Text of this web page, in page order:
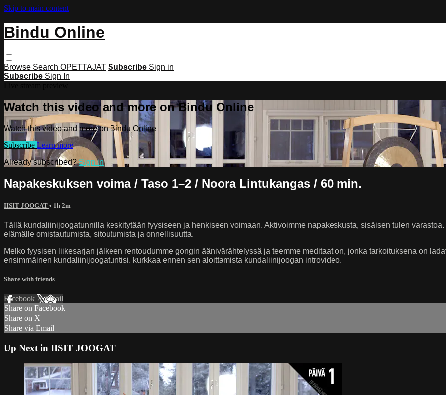
Skip to main content
Bindu Online
Browse Search OPETTAJAT Subscribe Sign in
Subscribe Sign In
Watch this video and more on Bindu Online
Watch this video and more on Bindu Online
Subscribe Learn more
Already subscribed?Sign in
Napakeskuksen voima / Taso 1–2 / Noora Lintukangas / 60 min.
IISIT JOOGAT • 1h 2m
Tällä kundaliinijoogatunnilla keskitytään fyysiseen ja henkiseen voimaan. Aktivoimme napakeskusta, sisäisen tulen
elämälle omistautumista, sitoutumista ja onnellisuutta.
Melko fyysisen liikesarjan jälkeen rentoudumme gongin äänivärähtelyssä ja teemme meditaation, jonka tarkoituksena on
ensimmäinen kundaliinijoogatuntisi, kurkkaa ennen sen aloittamista kundaliinijoogan introvideo.
Share with friends
Facebook XEmail
Share on Facebook
Share on X
Share via Email
Up Next in IISIT JOOGAT